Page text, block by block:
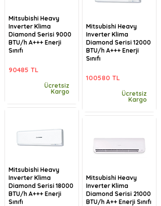
Mitsubishi Heavy
Inverter Klima
Diamond Serisi 9000
BTU/h A+++ Enerji
Sınıfı
90485 TL
Ücretsiz
Kargo
Mitsubishi Heavy
Inverter Klima
Diamond Serisi 18000
BTU/h A+++ Enerji
Sınıfı
Mitsubishi Heavy
Inverter Klima
Diamond Serisi 12000
BTU/h A+++ Enerji
Sınıfı
100580 TL
Ücretsiz
Kargo
Mitsubishi Heavy
Inverter Klima
Diamond Serisi 21000
BTU/h A++ Enerji Sınıfı